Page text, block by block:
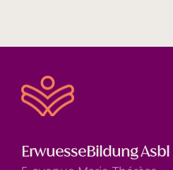
ErwuesseBildung Asbl